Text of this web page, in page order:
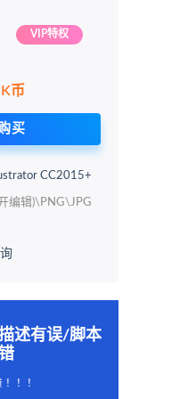
VIP特权
K币
买
CC2015+
编辑)\PNG\JPG
述有误/脚本
！！！